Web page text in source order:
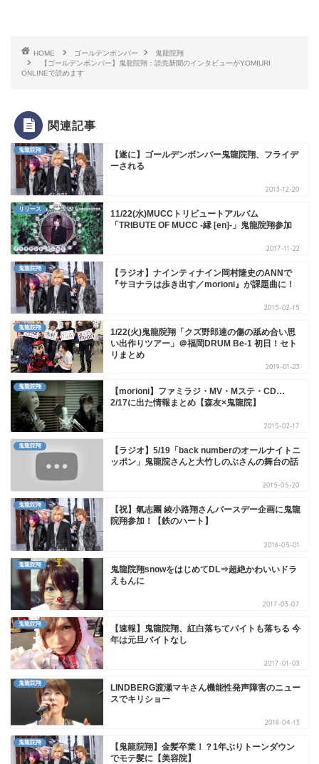
HOME ゴールデンボンバー
鬼龍院翔
【ゴールデンボンバー】鬼龍院翔：読売新聞のインタビューがYOMIURI
ONLINEで読めます
関連記事
鬼龍院翔
【遂に】ゴールデンボンバー鬼龍院翔、フライデ
ーされる
2013-12-20
リリース
11/22(水)MUCCトリビュートアルバム
「TRIBUTE OF MUCC -縁 [en]-」鬼龍院翔参加
2017-11-22
鬼龍院翔
【ラジオ】ナインティナイン岡村隆史のANNで
『サヨナラは歩き出す／morioni』が課題曲に！
2015-02-15
鬼龍院翔
1/22(火)鬼龍院翔「クズ野郎達の傷の舐め合い思
い出作りツアー」＠福岡DRUM Be-1 初日！セト
リまとめ
2019-01-23
鬼龍院翔
【morioni】ファミラジ・MV・Mステ・CD…
2/17に出た情報まとめ【森友×鬼龍院】
2015-02-17
鬼龍院翔
【ラジオ】5/19「back numberのオールナイトニ
ッポン」鬼龍院さんと大竹しのぶさんの舞台の話
2015-05-20
鬼龍院翔
【祝】氣志團 綾小路翔さんバースデー企画に鬼龍
院翔参加！【鉄のハート】
2016-05-01
鬼龍院翔
鬼龍院翔snowをはじめてDL⇒超絶かわいいドラ
えもんに
2017-03-07
鬼龍院翔
【速報】鬼龍院翔、紅白落ちてバイトも落ちる 今
年は元旦バイトなし
2017-01-03
鬼龍院翔
LINDBERG渡瀬マキさん機能性発声障害のニュー
スでキリショー
2018-04-13
鬼龍院翔
【鬼龍院翔】金髪卒業！？1年ぶりトーンダウン
でモテ髪に【美容院】